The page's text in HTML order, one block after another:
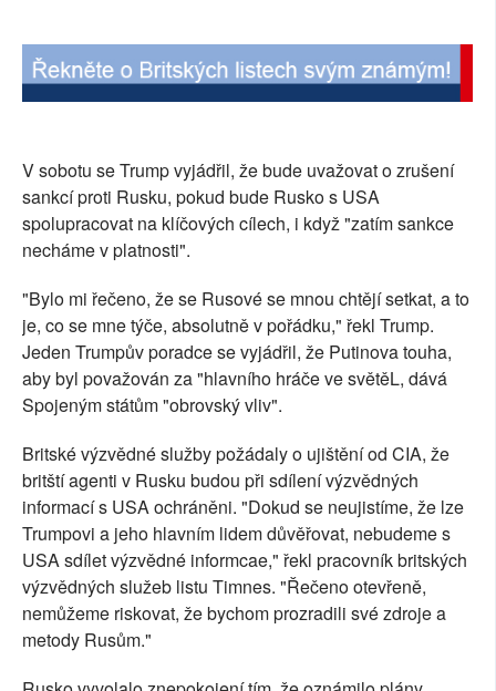
V sobotu se Trump vyjádřil, že bude uvažovat o zrušení
sankcí proti Rusku, pokud bude Rusko s USA
spolupracovat na klíčových cílech, i když "zatím sankce
necháme v platnosti".
"Bylo mi řečeno, že se Rusové se mnou chtějí setkat, a to
je, co se mne týče, absolutně v pořádku," řekl Trump.
Jeden Trumpův poradce se vyjádřil, že Putinova touha,
aby byl považován za "hlavního hráče ve světěL, dává
Spojeným státům "obrovský vliv".
Britské výzvědné služby požádaly o ujištění od CIA, že
britští agenti v Rusku budou při sdílení výzvědných
informací s USA ochráněni. "Dokud se neujistíme, že lze
Trumpovi a jeho hlavním lidem důvěřovat, nebudeme s
USA sdílet výzvědné informcae," řekl pracovník britských
výzvědných služeb listu Timnes. "Řečeno otevřeně,
nemůžeme riskovat, že bychom prozradili své zdroje a
metody Rusům."